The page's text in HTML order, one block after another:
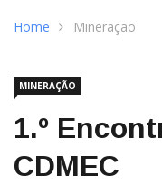
Home Mineração
MINERAÇÃO
1.º
CDMEC